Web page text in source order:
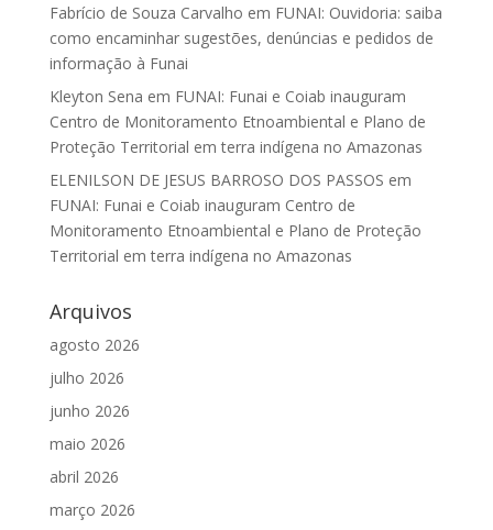
Fabrício de Souza Carvalho em FUNAI: Ouvidoria: saiba
como encaminhar sugestões, denúncias e pedidos de
informação à Funai
Kleyton Sena em FUNAI: Funai e Coiab inauguram
Centro de Monitoramento Etnoambiental e Plano de
Proteção Territorial em terra indígena no Amazonas
ELENILSON DE JESUS BARROSO DOS PASSOS em
FUNAI: Funai e Coiab inauguram Centro de
Monitoramento Etnoambiental e Plano de Proteção
Territorial em terra indígena no Amazonas
Arquivos
agosto 2026
julho 2026
junho 2026
maio 2026
abril 2026
março 2026